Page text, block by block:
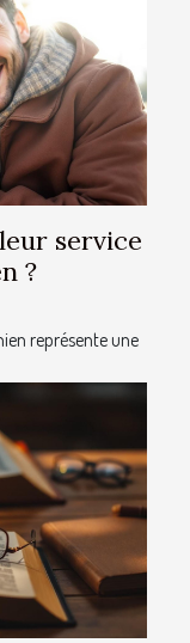
service
?
représente une